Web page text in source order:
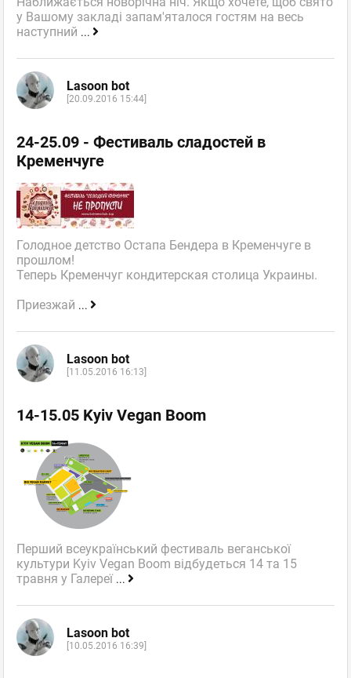
у Вашому закладі запам'яталося гостям на весь
наступний ...
Lasoon bot
[20.09.2016 15:44]
24-25.09 - Фестиваль сладостей в
Кременчуге
Голодное детство Остапа Бендера в Кременчуге в
прошлом!
Теперь Кременчуг кондитерская столица Украины.
Приезжай ...
Lasoon bot
[11.05.2016 16:13]
14-15.05 Kyiv Vegan Boom
Перший всеукраїнський фестиваль веганської
культури Kyiv Vegan Boom відбудеться 14 та 15
травня у Галереї ...
Lasoon bot
[10.05.2016 16:39]